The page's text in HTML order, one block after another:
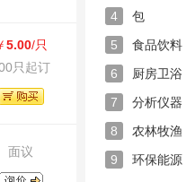
5.00/只
只起订
面议
4 包
5 食品饮料
6 厨房卫浴
7 分析仪器
8 农林牧渔
9 环保能源